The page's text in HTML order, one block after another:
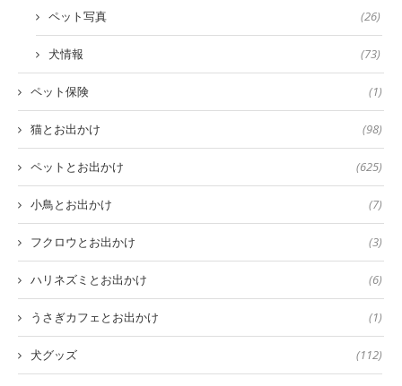
ペット写真 (26)
犬情報 (73)
ペット保険 (1)
猫とお出かけ (98)
ペットとお出かけ (625)
小鳥とお出かけ (7)
フクロウとお出かけ (3)
ハリネズミとお出かけ (6)
うさぎカフェとお出かけ (1)
犬グッズ (112)